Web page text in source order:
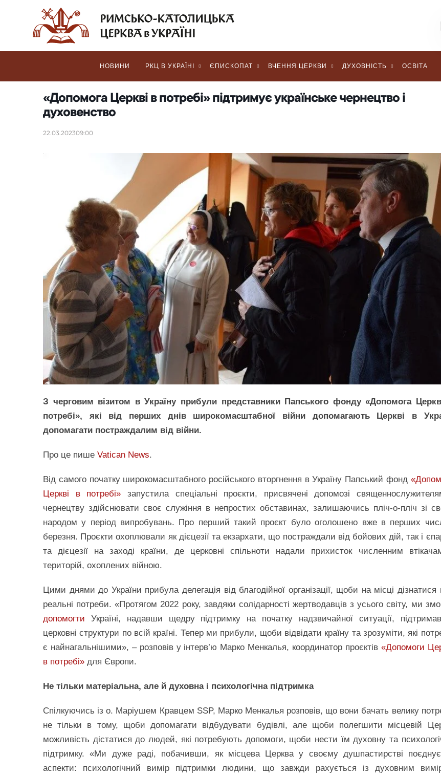
НОВИНИ РКЦ В УКРАЇНІ ЄПИСКОПАТ ВЧЕННЯ ЦЕРКВИ ДУХОВНІСТЬ ОСВІТА
«Допомога Церкві в потребі» підтримує українське чернецтво і
духовенство
22.03.202309:00
З черговим візитом в Україну прибули представники Папського фонду «Допомога
потребі», які від перших днів широкомасштабної війни допомагають Церкві в
допомагати постраждалим від війни.
Про це пише Vatican News.
Від самого початку широкомасштабного російського вторгнення в Україну Папський фонд
Церкві в потребі» запустила спеціальні проєкти, присвячені допомозі
чернецтву здійснювати своє служіння в непростих обставинах, залишаючись пліч-о-пліч зі
народом у період випробувань. Про перший такий проєкт було оголошено вже в перших
березня. Проєкти охоплювали як дієцезії та екзархати, що постраждали від бойових дій, так і
та дієцезії на заході країни, де церковні спільноти надали прихисток численним
територій, охоплених війною.
Цими днями до України прибула делегація від благодійної організації, щоби на місці дізнатися
реальні потреби. «Протягом 2022 року, завдяки солідарності жертводавців з усього світу, ми
допомогти Україні, надавши щедру підтримку на початку надзвичайної ситуації,
церковні структури по всій країні. Тепер ми прибули, щоби відвідати країну та зрозуміти, які
є найнагальнішими», – розповів у інтерв’ю Марко Менкалья, координатор проєктів «Допомоги
в потребі» для Європи.
Не тільки матеріальна, але й духовна і психологічна підтримка
Спілкуючись із о. Маріушем Кравцем SSP, Марко Менкалья розповів, що вони бачать велику
не тільки в тому, щоби допомагати відбудувати будівлі, але щоби полегшити місцевій
можливість дістатися до людей, які потребують допомоги, щоби нести їм духовну та
підтримку. «Ми дуже раді, побачивши, як місцева Церква у своєму душпастирстві
аспекти: психологічний вимір підтримки людини, що завжди рахується із духовним